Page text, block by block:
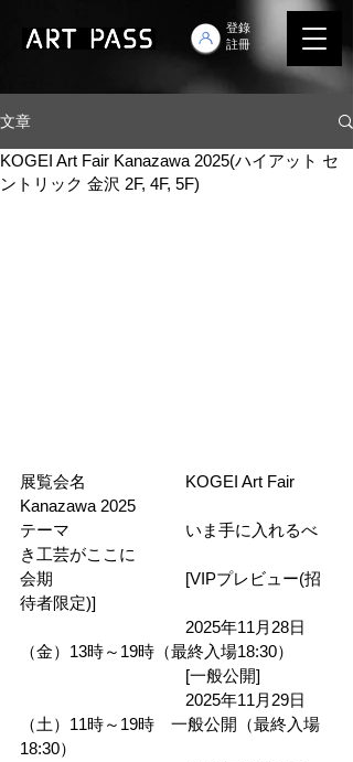
登錄
註冊
文章
KOGEI Art Fair Kanazawa 2025(ハイアット セ
ントリック 金沢 2F, 4F, 5F)
展覧会名　　　　　　KOGEI Art Fair
Kanazawa 2025
テーマ　　　　　　　いま手に入れるべ
き工芸がここに
会期　　　　　　　　[VIPプレビュー(招
待者限定)]
2025年11月28日
（金）13時～19時（最終入場18:30）
[一般公開]
2025年11月29日
（土）11時～19時　一般公開（最終入場
18:30）